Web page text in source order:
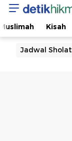
Kisah
Jadwal Sholat